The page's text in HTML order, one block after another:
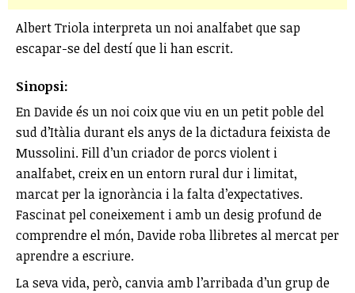
Albert Triola interpreta un noi analfabet que sap
escapar-se del destí que li han escrit.
Sinopsi:
En Davide és un noi coix que viu en un petit poble del
sud d’Itàlia durant els anys de la dictadura feixista de
Mussolini. Fill d’un criador de porcs violent i
analfabet, creix en un entorn rural dur i limitat,
marcat per la ignorància i la falta d’expectatives.
Fascinat pel coneixement i amb un desig profund de
comprendre el món, Davide roba llibretes al mercat per
aprendre a escriure.
La seva vida, però, canvia amb l’arribada d’un grup de